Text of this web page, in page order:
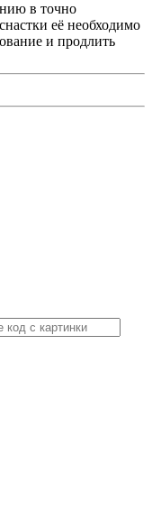
в точно
её необходимо
и продлить